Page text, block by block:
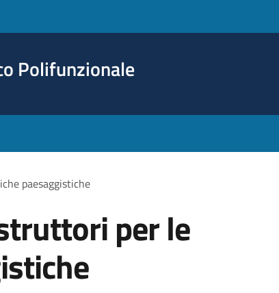
Polifunzionale
paesaggistiche
per le